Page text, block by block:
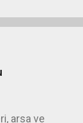
arsa ve